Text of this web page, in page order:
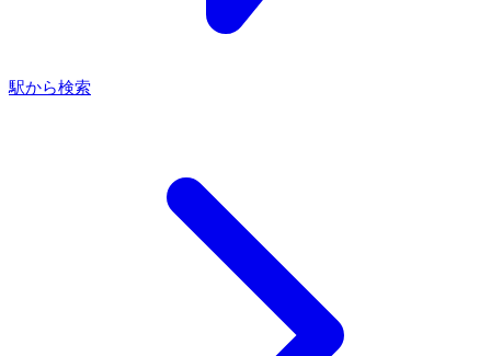
駅から検索